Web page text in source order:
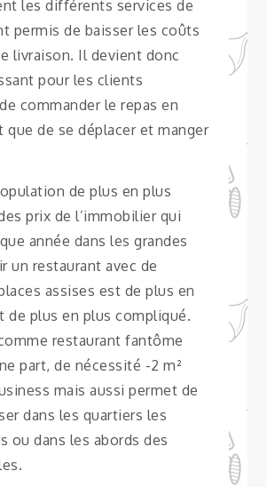
les différents services de
permis de baisser les coûts
livraison. Il devient donc
pour les clients
commander le repas en
de se déplacer et manger
de plus en plus
prix de l’immobilier qui
année dans les grandes
un restaurant avec de
assises est de plus en
de plus en plus compliqué.
restaurant fantôme
part, de nécessité -2 m²
mais aussi permet de
dans les quartiers les
ou dans les abords des